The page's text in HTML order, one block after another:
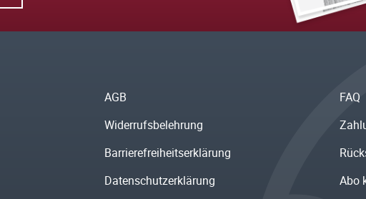
AGB
Widerrufsbelehrung
Barrierefreiheitserklärung
Datenschutzerklärung
FAQ
Abo